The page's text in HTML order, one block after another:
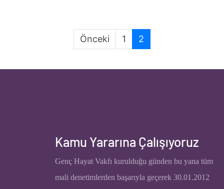
Önceki 1 2
Kamu Yararına Çalışıyoruz
Genç Hayat Vakfı kurulduğu günden bu yana tüm
mali denetimlerden başarıyla geçerek 30.01.2012